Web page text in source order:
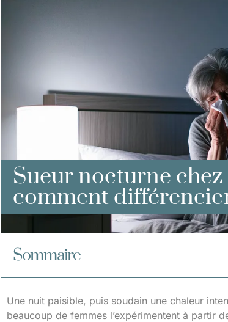
Sueur nocturne
comment
Sommaire
Une nuit paisible, puis soudain une chaleur
beaucoup de femmes l’expérimentent à partir